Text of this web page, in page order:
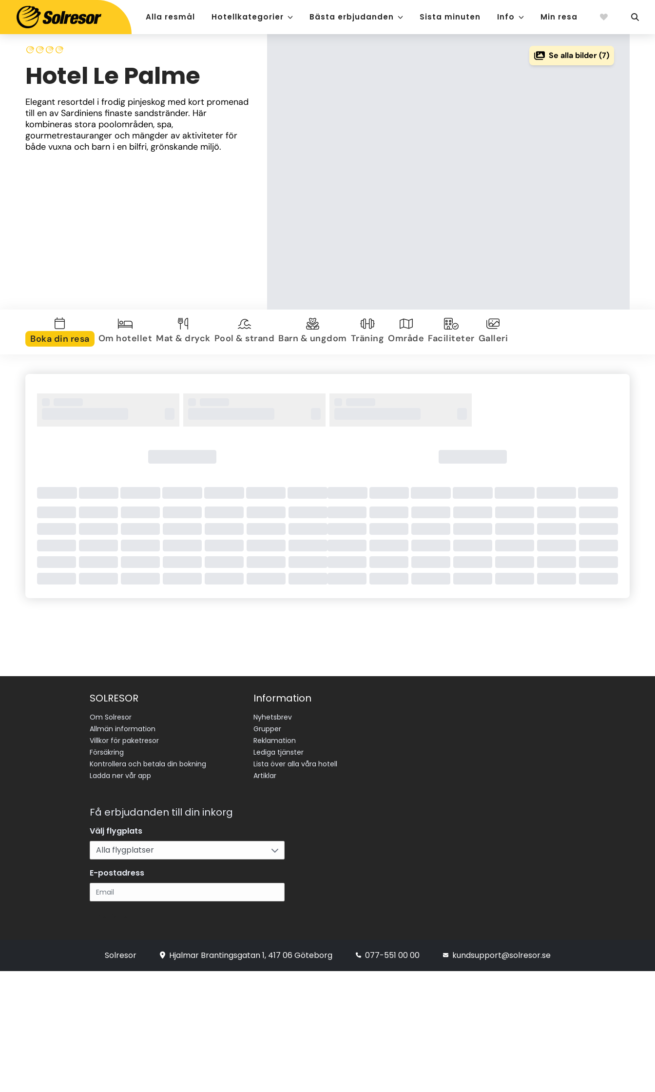
Alla resmål Hotellkategorier Bästa erbjudanden Sista minuten Info Min resa
Hotel Le Palme
Elegant resortdel i frodig pinjeskog med kort promenad
till en av Sardiniens finaste sandstränder. Här
kombineras stora poolområden, spa,
gourmetrestauranger och mängder av aktiviteter för
både vuxna och barn i en bilfri, grönskande miljö.
Se alla bilder (7)
Boka din resa Om hotellet Mat & dryck Pool & strand Barn & ungdom Träning Område Faciliteter Galleri
SOLRESOR
Om Solresor
Allmän information
Villkor för paketresor
Försäkring
Kontrollera och betala din bokning
Ladda ner vår app
Information
Nyhetsbrev
Grupper
Reklamation
Lediga tjänster
Lista över alla våra hotell
Artiklar
Få erbjudanden till din inkorg
Välj flygplats
E-postadress
Solresor Hjalmar Brantingsgatan 1, 417 06 Göteborg 077-551 00 00 kundsupport@solresor.se